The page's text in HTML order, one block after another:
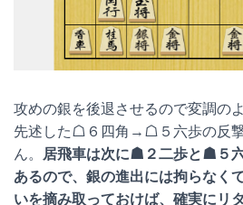
攻めの銀を後退させるので変調の
先述した☖６四角→☖５六歩の反
ん。 居飛車は次に☗２二歩と☗５
あるので、銀の進出には拘らなく
いを摘み取っておけば、確実にリ